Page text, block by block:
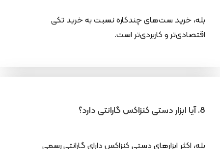
بله، خرید ست‌های چندکاره نسبت به خرید تکی
اقتصادی‌تر و کاربردی‌تر است.
8. آیا ابزار دستی کنزاکس گارانتی دارد؟
بله، اکثر ابزارهای دستی کنزاکس دارای گارانتی رسمی